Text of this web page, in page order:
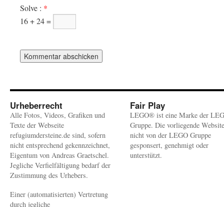
Solve : *
16 + 24 =
Urheberrecht
Alle Fotos, Videos, Grafiken und
Texte der Webseite
refugiumdersteine.de sind, sofern
nicht entsprechend gekennzeichnet,
Eigentum von Andreas Graetschel.
Jegliche Verfielfältigung bedarf der
Zustimmung des Urhebers.
Einer (automatisierten) Vertretung
durch jegliche
Fair Play
LEGO® ist eine Marke der
Gruppe. Die vorliegende
nicht von der LEGO Gruppe
gesponsert, genehmigt oder
unterstützt.